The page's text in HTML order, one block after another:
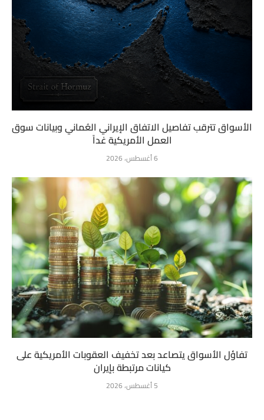
الأسواق تترقب تفاصيل الاتفاق الإيراني العُماني وبيانات سوق
العمل الأمريكية غداً
6 أغسطس، 2026
تفاؤل الأسواق يتصاعد بعد تخفيف العقوبات الأمريكية على
كيانات مرتبطة بإيران
5 أغسطس، 2026